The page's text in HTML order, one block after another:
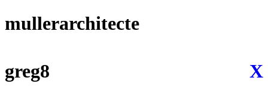
mullerarchitecte
greg8 X